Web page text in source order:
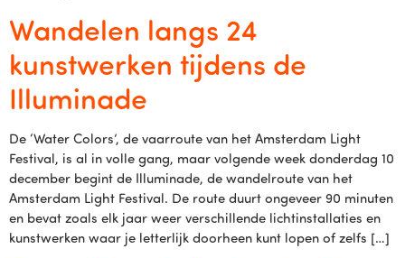
Wandelen langs 24
kunstwerken tijdens de
Illuminade
De ‘Water Colors’, de vaarroute van het Amsterdam Light
Festival, is al in volle gang, maar volgende week donderdag 10
december begint de Illuminade, de wandelroute van het
Amsterdam Light Festival. De route duurt ongeveer 90 minuten
en bevat zoals elk jaar weer verschillende lichtinstallaties en
kunstwerken waar je letterlijk doorheen kunt lopen of zelfs […]